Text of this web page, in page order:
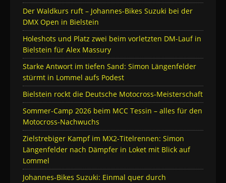
Der Waldkurs ruft – Johannes-Bikes Suzuki bei der
DMX Open in Bielstein
Holeshots und Platz zwei beim vorletzten DM-Lauf in
Bielstein für Alex Massury
Starke Antwort im tiefen Sand: Simon Längenfelder
stürmt in Lommel aufs Podest
Bielstein rockt die Deutsche Motocross-Meisterschaft
Sommer-Camp 2026 beim MCC Tessin – alles für den
Motocross-Nachwuchs
Zielstrebiger Kampf im MX2-Titelrennen: Simon
Längenfelder nach Dämpfer in Loket mit Blick auf
Lommel
Johannes-Bikes Suzuki: Einmal quer durch